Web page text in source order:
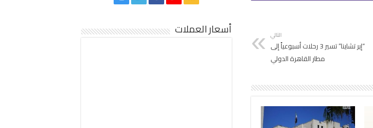
التالي
“إير تشاينا” تسير 3 رحلات أسبوعياً إلى
مطار القاهرة الدولي
أسعار العملات